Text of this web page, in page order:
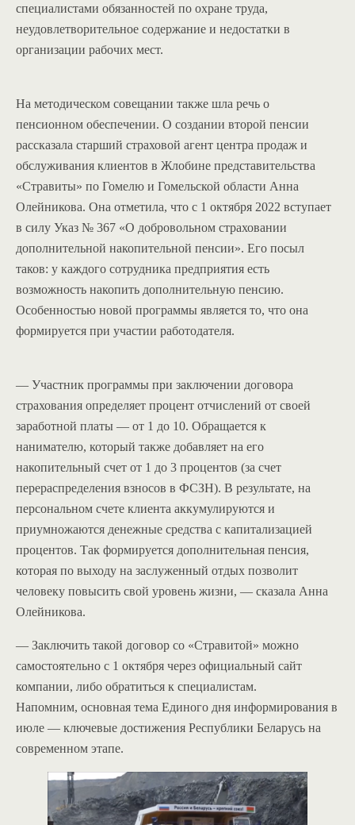
специалистами обязанностей по охране труда,
неудовлетворительное содержание и недостатки в
организации рабочих мест.
На методическом совещании также шла речь о
пенсионном обеспечении. О создании второй пенсии
рассказала старший страховой агент центра продаж и
обслуживания клиентов в Жлобине представительства
«Стравиты» по Гомелю и Гомельской области Анна
Олейникова. Она отметила, что с 1 октября 2022 вступает
в силу Указ № 367 «О добровольном страховании
дополнительной накопительной пенсии». Его посыл
таков: у каждого сотрудника предприятия есть
возможность накопить дополнительную пенсию.
Особенностью новой программы является то, что она
формируется при участии работодателя.
— Участник программы при заключении договора
страхования определяет процент отчислений от своей
заработной платы — от 1 до 10. Обращается к
нанимателю, который также добавляет на его
накопительный счет от 1 до 3 процентов (за счет
перераспределения взносов в ФСЗН). В результате, на
персональном счете клиента аккумулируются и
приумножаются денежные средства с капитализацией
процентов. Так формируется дополнительная пенсия,
которая по выходу на заслуженный отдых позволит
человеку повысить свой уровень жизни, — сказала Анна
Олейникова.
— Заключить такой договор со «Стравитой» можно
самостоятельно с 1 октября через официальный сайт
компании, либо обратиться к специалистам.
Напомним, основная тема Единого дня информирования в
июле — ключевые достижения Республики Беларусь на
современном этапе.